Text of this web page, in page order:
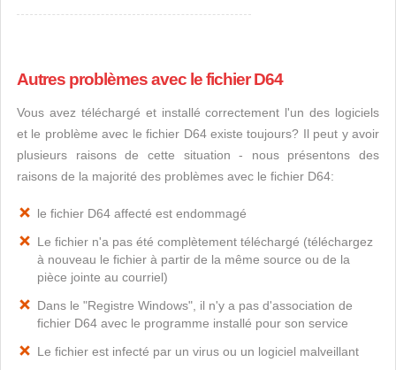
Autres problèmes avec le fichier D64
Vous avez téléchargé et installé correctement l'un des logiciels
et le problème avec le fichier D64 existe toujours? Il peut y avoir
plusieurs raisons de cette situation - nous présentons des
raisons de la majorité des problèmes avec le fichier D64:
le fichier D64 affecté est endommagé
Le fichier n'a pas été complètement téléchargé (téléchargez
à nouveau le fichier à partir de la même source ou de la
pièce jointe au courriel)
Dans le "Registre Windows", il n'y a pas d'association de
fichier D64 avec le programme installé pour son service
Le fichier est infecté par un virus ou un logiciel malveillant